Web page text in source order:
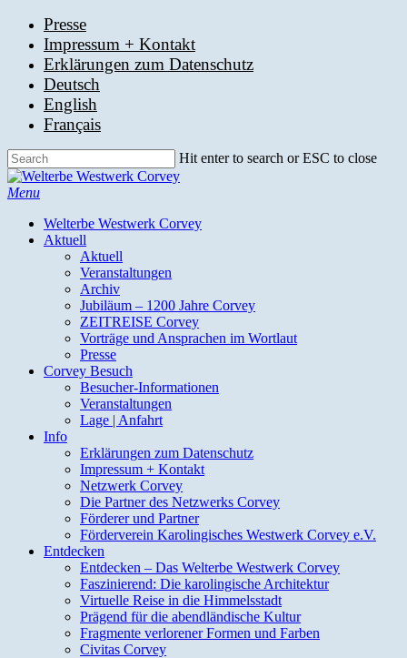
Skip
content
Presse
Impressum + Kontakt
Erklärungen zum Datenschutz
Deutsch
English
Français
Hit enter to search or ESC to close
Close
Search
search
Menu
Welterbe Westwerk Corvey
Aktuell
Aktuell
Veranstaltungen
Archiv
Jubiläum – 1200 Jahre Corvey
ZEITREISE Corvey
Vorträge und Ansprachen im Wortlaut
Presse
Corvey Besuch
Besucher-Informationen
Veranstaltungen
Lage | Anfahrt
Info
Erklärungen zum Datenschutz
Impressum + Kontakt
Netzwerk Corvey
Die Partner des Netzwerks Corvey
Förderer und Partner
Förderverein Karolingisches Westwerk Corvey e.V.
Entdecken
Entdecken – Das Welterbe Westwerk Corvey
Faszinierend: Die karolingische Architektur
Virtuelle Reise in die Himmelsstadt
Prägend für die abendländische Kultur
Fragmente verlorener Formen und Farben
Civitas Corvey